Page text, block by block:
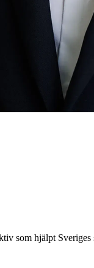
som hjälpt